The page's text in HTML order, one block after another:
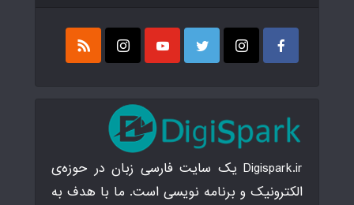
Digispark.ir یک سایت فارسی زبان در حوزه‌ی
الکترونیک و برنامه نویسی است. ما با هدف به